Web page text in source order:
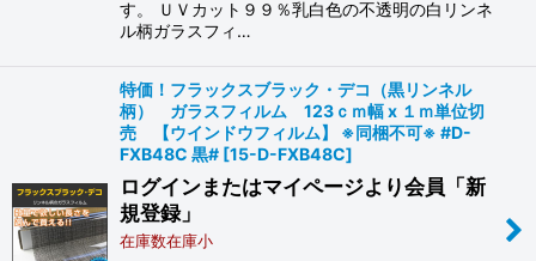
す。 ＵＶカット９９％乳白色の不透明の白リンネ
ル柄ガラスフィ…
特価！フラックスブラック・デコ（黒リンネル
柄） ガラスフィルム 123ｃｍ幅 x １ｍ単位切
売 【ウインドウフィルム】 ※同梱不可※ #D-
FXB48C 黒# [15-D-FXB48C]
ログインまたはマイページより会員「新
規登録」
在庫数在庫小